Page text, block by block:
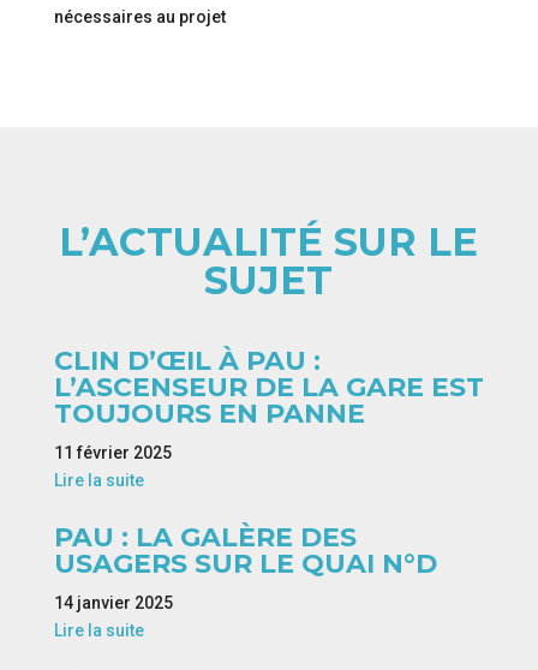
nécessaires au projet
L’ACTUALITÉ SUR LE
SUJET
CLIN D’ŒIL À PAU :
L’ASCENSEUR DE LA GARE EST
TOUJOURS EN PANNE
11 février 2025
Lire la suite
PAU : LA GALÈRE DES
USAGERS SUR LE QUAI N°D
14 janvier 2025
Lire la suite